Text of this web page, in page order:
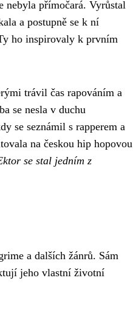
nebyla přímočará. Vyrůstal
a postupně se k ní
ho inspirovaly k prvním
trávil čas rapováním a
se nesla v duchu
se seznámil s rapperem a
na českou hip hopovou
se stal jedním z
a dalších žánrů. Sám
jeho vlastní životní